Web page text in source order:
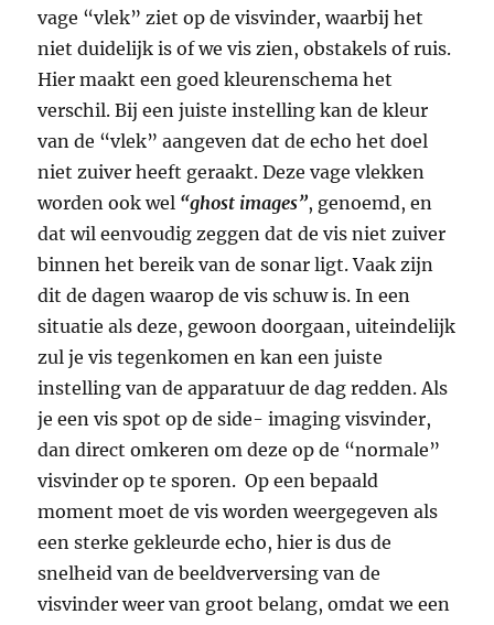
vage “vlek” ziet op de visvinder, waarbij het
niet duidelijk is of we vis zien, obstakels of ruis.
Hier maakt een goed kleurenschema het
verschil. Bij een juiste instelling kan de kleur
van de “vlek” aangeven dat de echo het doel
niet zuiver heeft geraakt. Deze vage vlekken
worden ook wel “ghost images”, genoemd, en
dat wil eenvoudig zeggen dat de vis niet zuiver
binnen het bereik van de sonar ligt. Vaak zijn
dit de dagen waarop de vis schuw is. In een
situatie als deze, gewoon doorgaan, uiteindelijk
zul je vis tegenkomen en kan een juiste
instelling van de apparatuur de dag redden. Als
je een vis spot op de side- imaging visvinder,
dan direct omkeren om deze op de “normale”
visvinder op te sporen. Op een bepaald
moment moet de vis worden weergegeven als
een sterke gekleurde echo, hier is dus de
snelheid van de beeldverversing van de
visvinder weer van groot belang, omdat we een